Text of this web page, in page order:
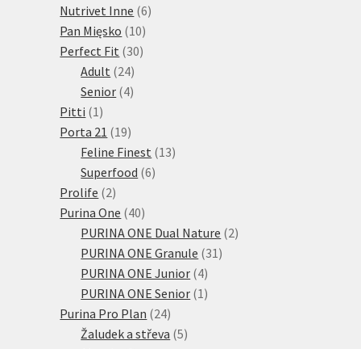
produkty
Nutrivet Inne 66
Pan Mięsko 1010
produktů
Perfect Fit 3030
Adult 2424
produktů
Senior 44
Pitti 1 1
produkt
Porta 21 1919
produktů
Feline Finest 1313
Superfood 66
Prolife 22
produkty
Purina One 4040
produktů
PURINA ONE Dual Nature 22
PURINA ONE Granule 31 31
PURINA ONE Junior 44
produkty
PURINA ONE Senior 1 1
Purina Pro Plan 2424
produktů
Žaludek a střeva 55